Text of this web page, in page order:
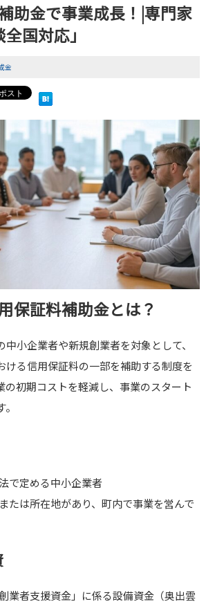
助金で事業成長！|専門家
国対応」
金
保証料補助金とは？
小企業者や新規創業者を対象として、
ける信用保証料の一部を補助する制度を
の初期コストを軽減し、事業のスタート
で定める中小企業者
たは所在地があり、町内で事業を営んで
業者支援資金」に係る設備資金（奥出雲